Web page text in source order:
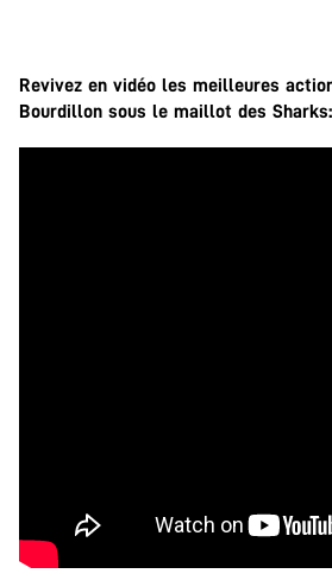
Revivez en vidéo les meilleures
Bourdillon sous le maillot des Sharks: